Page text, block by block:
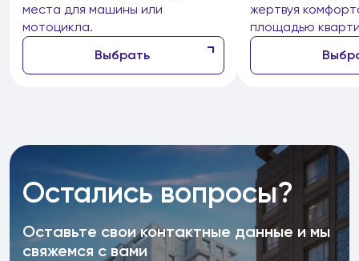
места для машины или
мотоцикла.
Выбрать
жертвуя
площадью
Остались вопросы?
Оставьте свои контактные данные и мы
свяжемся с вами